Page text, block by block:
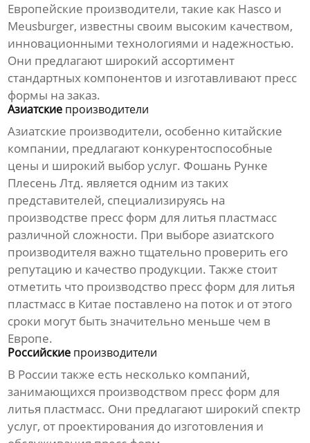
Европейские производители, такие как Hasco и
Meusburger, известны своим высоким качеством,
инновационными технологиями и надежностью.
Они предлагают широкий ассортимент
стандартных компонентов и изготавливают пресс
формы на заказ.
Азиатские производители
Азиатские производители, особенно китайские
компании, предлагают конкурентоспособные
цены и широкий выбор услуг. Фошань Рунке
Плесень Лтд. является одним из таких
представителей, специализируясь на
производстве пресс форм для литья пластмасс
различной сложности. При выборе азиатского
производителя важно тщательно проверить его
репутацию и качество продукции. Также стоит
отметить что производство пресс форм для литья
пластмасс в Китае поставлено на поток и от этого
сроки могут быть значительно меньше чем в
Европе.
Российские производители
В России также есть несколько компаний,
занимающихся производством пресс форм для
литья пластмасс. Они предлагают широкий спектр
услуг, от проектирования до изготовления и